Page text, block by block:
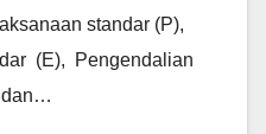
standar (P),
(E), Pengendalian
dan…